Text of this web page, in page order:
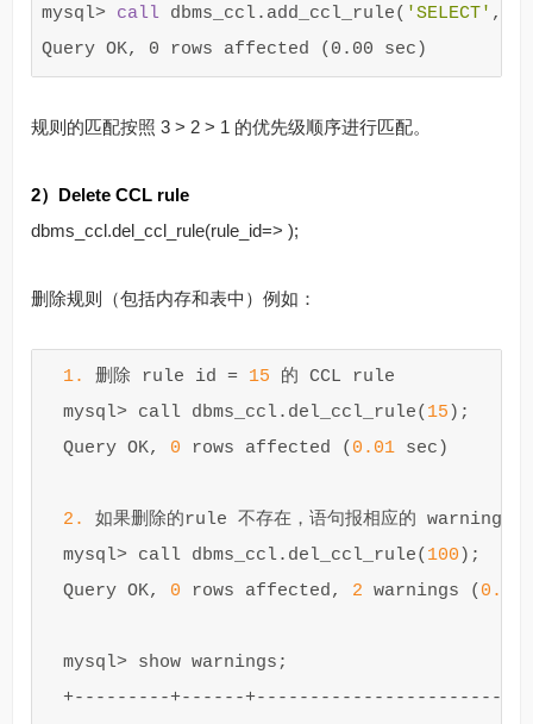
mysql> call dbms_ccl. add_ccl_rule( 'SELECT' ,
Query OK, 0 rows affected ( 0 . 00 sec )
规则的匹配按照 3 > 2 > 1 的优先级顺序进行匹配。
2）Delete CCL rule
dbms_ccl.del_ccl_rule(rule_id=> );
删除规则（包括内存和表中）例如：
1. 删除 rule id = 15 的 CCL
rule
mysql> call dbms_ccl. del_ccl_rule( 15 );
Query OK, 0 rows affected ( 0 . 01 sec )
2 . 如果删除的rule 不存在，语句报相应的 warning
mysql> call dbms_ccl. del_ccl_rule( 100 );
Query OK, 0 rows affected, 2 warnings ( 0 .
mysql> show warnings ;
+---------+------